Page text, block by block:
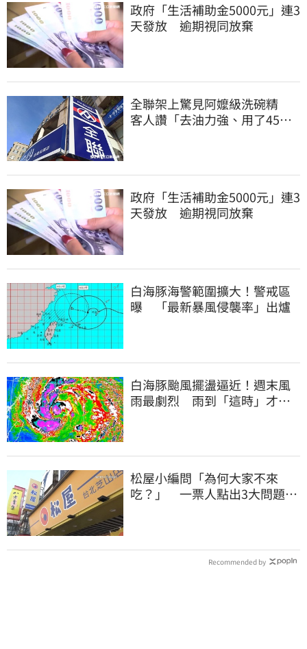
政府「生活補助金5000元」連3
天發放 逾期視同放棄
全聯架上驚見阿嬤級洗碗精
客人讚「去油力強、用了45
政府「生活補助金5000元」連3
天發放 逾期視同放棄
白海豚海警範圍擴大！警戒區
曝 「最新暴風侵襲率」出爐
白海豚颱風擺盪逼近！週末風
雨最劇烈 雨到「這時」才趨
松屋小編問「為何大家不來
吃？」 一票人點出3大問題：
Recommended by